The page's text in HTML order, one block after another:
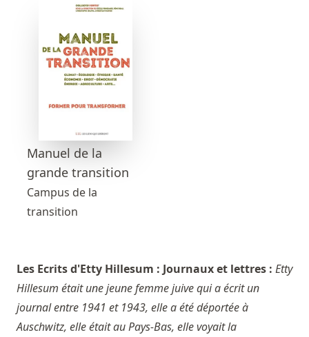
Manuel de la
grande transition
Campus de la
transition
Les Ecrits d'Etty Hillesum : Journaux et lettres : Etty
Hillesum était une jeune femme juive qui a écrit un
journal entre 1941 et 1943, elle a été déportée à
Auschwitz, elle était au Pays-Bas, elle voyait la